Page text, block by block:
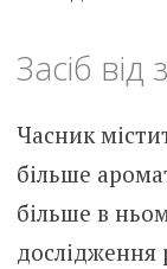
Засіб від
Часник
більше
більше в
дослідження